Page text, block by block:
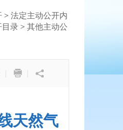
> 法定主动公开内
目录 > 其他主动公
| |
天然气